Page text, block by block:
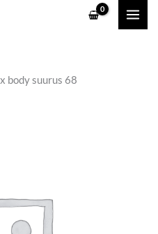
body suurus 68